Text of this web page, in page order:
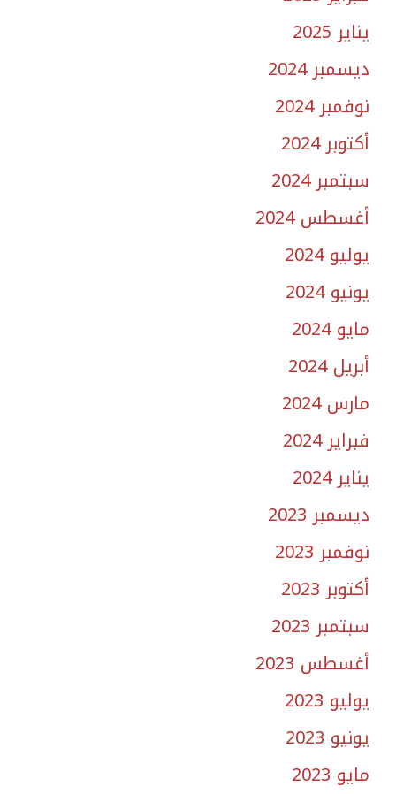
يناير 2025
ديسمبر 2024
نوفمبر 2024
أكتوبر 2024
سبتمبر 2024
أغسطس 2024
يوليو 2024
يونيو 2024
مايو 2024
أبريل 2024
مارس 2024
فبراير 2024
يناير 2024
ديسمبر 2023
نوفمبر 2023
أكتوبر 2023
سبتمبر 2023
أغسطس 2023
يوليو 2023
يونيو 2023
مايو 2023